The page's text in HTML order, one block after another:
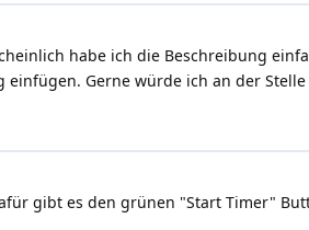
habe ich die Beschreibung
einfügen. Gerne würde ich an der
gibt es den grünen "Start Timer"